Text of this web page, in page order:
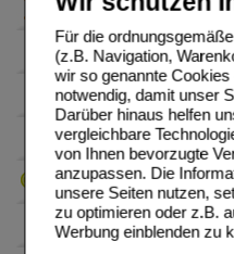
Für die
(z.B. Navigation,
wir so genannte
notwendig, damit unser
Darüber hinaus helfen
vergleichbare
von Ihnen bevorzugte
anzupassen. Die
unsere Seiten nutzen,
zu optimieren oder z.B.
Werbung einblenden zu